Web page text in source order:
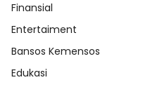
Finansial
Entertaiment
Bansos Kemensos
Edukasi